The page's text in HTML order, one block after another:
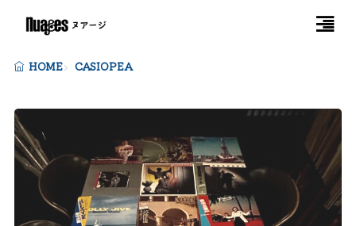
HOME CASIOPEA